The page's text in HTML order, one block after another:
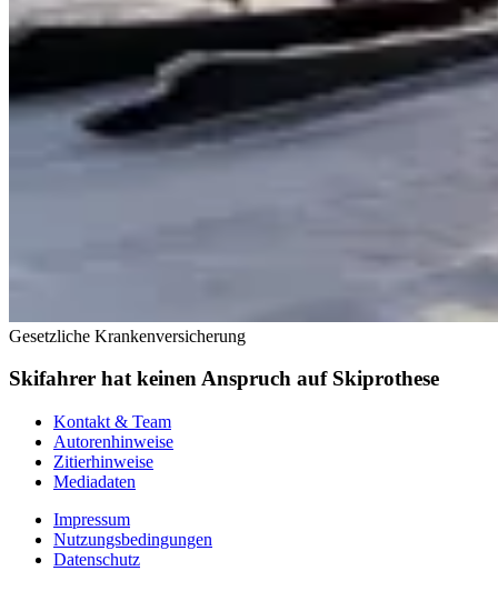
Gesetzliche Krankenversicherung
Skifahrer hat keinen Anspruch auf Skiprothese
Kontakt & Team
Autorenhinweise
Zitierhinweise
Mediadaten
Impressum
Nutzungsbedingungen
Datenschutz